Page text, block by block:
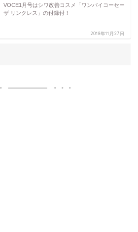
VOCE1月号はシワ改善コスメ「ワンバイコーセー
ザ リンクレス」の付録付！
2018年11月27日